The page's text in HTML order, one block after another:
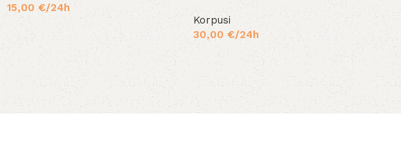
15,00 €/24h
Korpusi
30,00 €/24h